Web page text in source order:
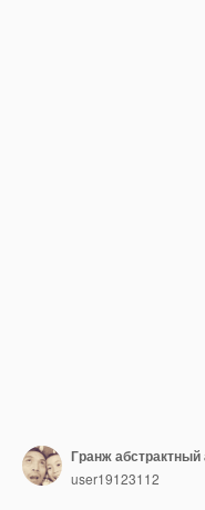
user19123112